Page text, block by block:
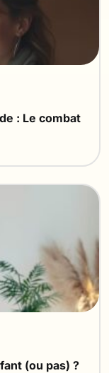
: Le combat
(ou pas) ?